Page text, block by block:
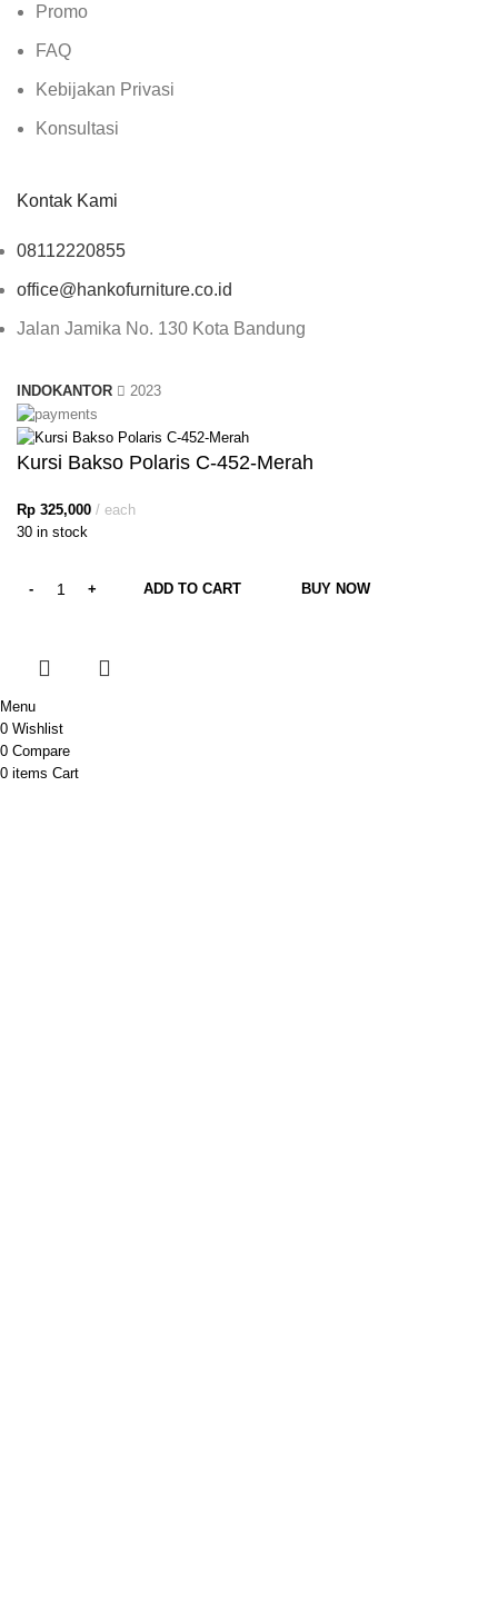
Promo
FAQ
Kebijakan Privasi
Konsultasi
Kontak Kami
08112220855
office@hankofurniture.co.id
Jalan Jamika No. 130 Kota Bandung
INDOKANTOR 2023
Kursi Bakso Polaris C-452-Merah
Rp 325,000
each
30 in stock
ADD TO CART BUY NOW
Menu
0 Wishlist
0 Compare
0 items Cart